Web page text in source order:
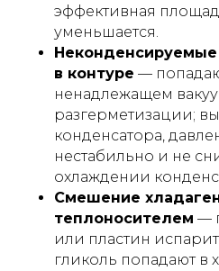
эффективная
уменьшается.
Неконденсируемые
в контуре —
ненадлежащем
разгерметизации;
конденсатора,
нестабильно и не
охлаждении
Смешение
теплоносителем —
или пластин
гликоль попадают в